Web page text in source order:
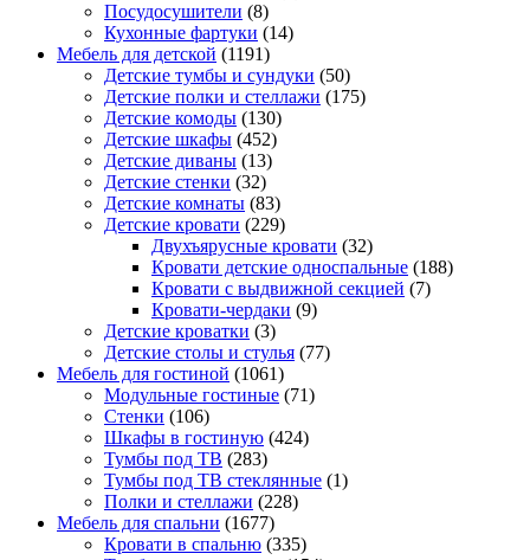
Посудосушители (8)
Кухонные фартуки (14)
Мебель для детской (1191)
Детские тумбы и сундуки (50)
Детские полки и стеллажи (175)
Детские комоды (130)
Детские шкафы (452)
Детские диваны (13)
Детские стенки (32)
Детские комнаты (83)
Детские кровати (229)
Двухъярусные кровати (32)
Кровати детские односпальные (188)
Кровати с выдвижной секцией (7)
Кровати-чердаки (9)
Детские кроватки (3)
Детские столы и стулья (77)
Мебель для гостиной (1061)
Модульные гостиные (71)
Стенки (106)
Шкафы в гостиную (424)
Тумбы под ТВ (283)
Тумбы под ТВ стеклянные (1)
Полки и стеллажи (228)
Мебель для спальни (1677)
Кровати в спальню (335)